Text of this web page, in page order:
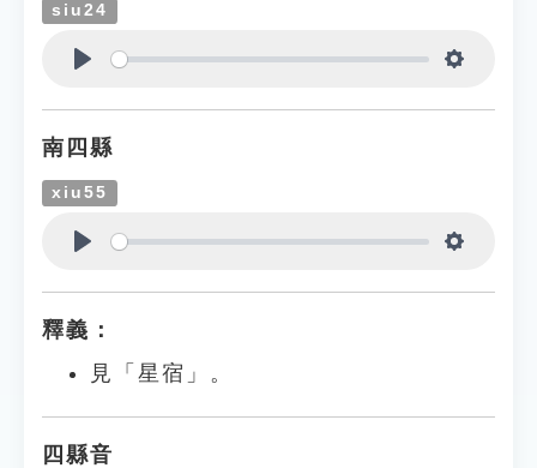
siu24
南四縣
xiu55
釋義：
見「星宿」。
四縣音